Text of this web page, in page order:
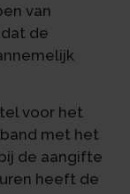
van
de
voor het
met het
de aangifte
heeft de